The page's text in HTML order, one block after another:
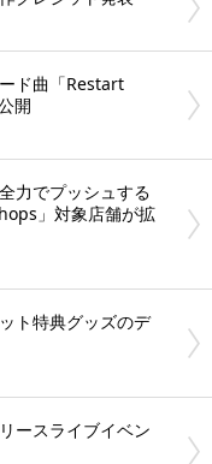
ド曲「Restart
開
力でプッシュする
」対象店舗が拡
ト特典グッズのデ
ースライブイベン